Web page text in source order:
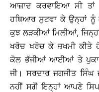
ਆਜ਼ਾਦ ਕਰਵਾਇਆ ਸੀ
ਹਥਿਆਰ ਸੁਟਵਾ ਕੇ ਉਨ੍ਹਾਂ ਨੂੰ
ਕੁਝ ਲੜਕੀਆਂ ਮਿਲੀਆਂ,
ਖਰੋਚ ਖਰੋਚ ਕੇ ਜ਼ਖਮੀ ਕੀਤੇ
ਕੋਲ ਭੱਜੀਆਂ ਆਈਆਂ ਤੇ
ਜੀ। ਸਰਦਾਰ ਜਗਜੀਤ ਸਿੰਘ
ਨਹੀਂ ਸਗੋਂ ਇਨ੍ਹਾਂ ਆਪਣੇ